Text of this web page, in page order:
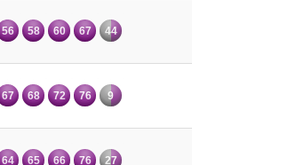
56 58 60 67 44
67 68 72 76 9
64 65 66 76 27